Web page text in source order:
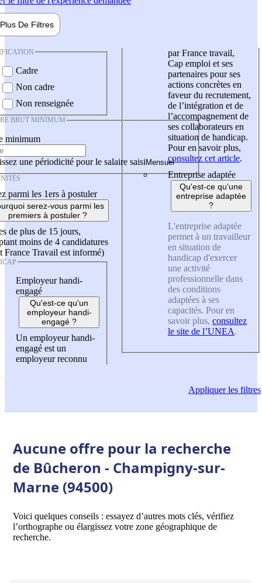
Plus De Filtres
Cadre
Non cadre
Non renseignée
BRUT MINIMUM
minimum
une périodicité pour le salaire saisi
parmi les 1ers à postuler
serez-vous parmi les
premiers à postuler ?
de plus de 15 jours,
moins de 4 candidatures
France Travail est informé)
Employeur handi-
engagé
Qu'est-ce qu'un
employeur handi-
engagé ?
Un employeur handi-
engagé est un
employeur reconnu
par France travail,
Cap emploi et ses
partenaires pour ses
actions concrètes en
faveur du recrutement,
de l’intégration et de
l’accompagnement de
ses collaborateurs en
situation de handicap.
Pour en savoir plus,
consultez cet article.
Entreprise adaptée
Qu'est-ce qu'une
entreprise adaptée
?
L'entreprise adaptée
permet à un travailleur
en situation de
handicap d'exercer
une activité
professionnelle dans
des conditions
adaptées à ses
capacités. Pour en
savoir plus, consultez
le site de l’UNEA.
Appliquerles filtres
Aucune offre pour la recherche
de Bûcheron - Champigny-sur-
Marne (94500)
Voici quelques conseils : essayez d’autres mots clés, vérifiez
l’orthographe ou élargissez votre zone géographique de
recherche.